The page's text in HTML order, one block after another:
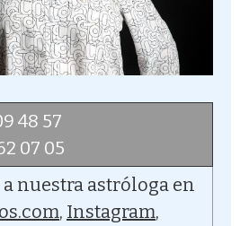
48 57
07 05
nuestra astróloga en
, Instagram,